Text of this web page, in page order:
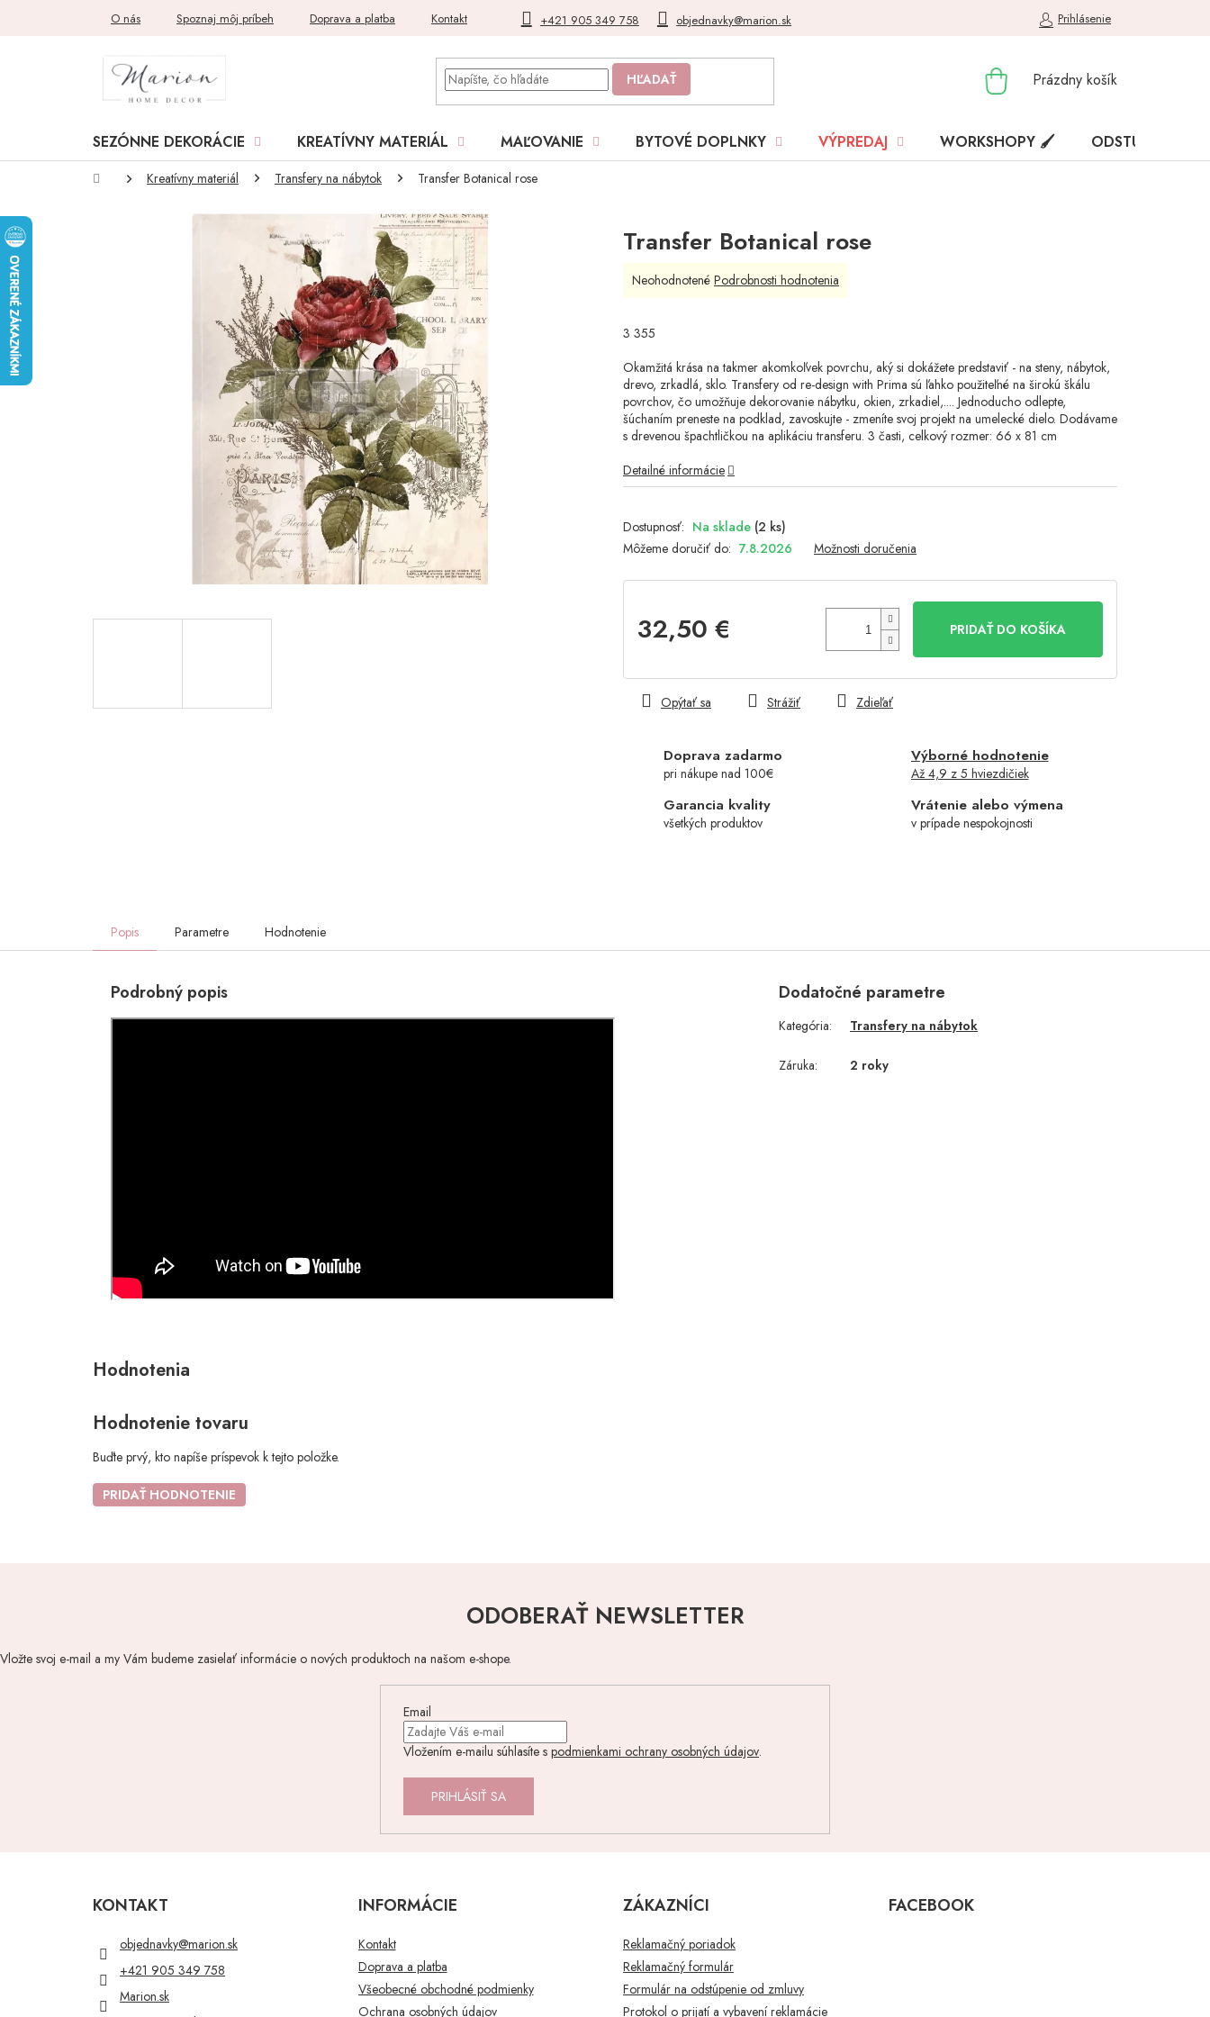
+421 905 349 758 objednavky@marion.sk
O nás Spoznaj môj príbeh Doprava a platba Kontakt Blog Moja objednávka Prihlásenie
HĽADAŤ
NÁKUPNÝ
Prázdny košík
SEZÓNNE DEKORÁCIE KREATÍVNY MATERIÁL MAĽOVANIE BYTOVÉ DOPLNKY VÝPREDAJ WORKSHOPY 🖌️ ODSTÚPENIE
DomovKreatívny materiál Transfery na nábytok Transfer Botanical rose
Transfer Botanical rose
Na sklade (2 ks)
Môžeme doručiť do: 7.8.2026 Možnosti doručenia
32,50 €
cena:
PRIDAŤ DO KOŠÍKA
Doprava zadarmo
pri nákupe nad 100€
Výborné hodnotenie
Až 4,9 z 5 hviezdičiek
Garancia kvality
všetkých produktov
Vrátenie alebo výmena
v prípade nespokojnosti
3 355
Okamžitá krása na takmer akomkoľvek povrchu, aký si dokážete predstaviť - na steny, nábytok,
drevo, zrkadlá, sklo. Transfery od re-design with Prima sú ľahko použiteľné na širokú škálu
povrchov, čo umožňuje dekorovanie nábytku, okien, zrkadiel,.... Jednoducho odlepte,
šúchaním preneste na podklad, zavoskujte - zmeníte svoj projekt na umelecké dielo. Dodávame
s drevenou špachtličkou na aplikáciu transferu. 3 časti, celkový rozmer: 66 x 81 cm
Detailné informácie
Opýtať sa Strážiť Zdieľať
Priemerné
je
z
5
hviezdičiek.
Neohodnotené Podrobnosti hodnotenia
Popis Parametre Hodnotenie
Podrobný popis Dodatočné parametre
Kategória: Transfery na nábytok
Záruka: 2 roky
Hodnotenie tovaru
Buďte prvý, kto napíše príspevok k tejto položke.
PRIDAŤ HODNOTENIE
ODOBERAŤ NEWSLETTER
Vložte svoj e-mail a my Vám budeme zasielať informácie o nových produktoch na našom e-shope.
Email
Vložením e-mailu súhlasíte s podmienkami ochrany osobných údajov.
PRIHLÁSIŤ SA
KONTAKT
objednavky@marion.sk
+421 905 349 758
Marion.sk
INFORMÁCIE
Kontakt
Doprava a platba
Všeobecné obchodné podmienky
Ochrana osobných údajov
ZÁKAZNÍCI
Reklamačný poriadok
Reklamačný formulár
Formulár na odstúpenie od zmluvy
Protokol o prijatí a vybavení reklamácie
FACEBOOK